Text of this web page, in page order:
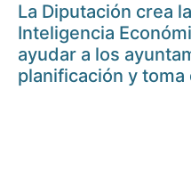
La Diputación crea
Inteligencia
ayudar a los
planificación y